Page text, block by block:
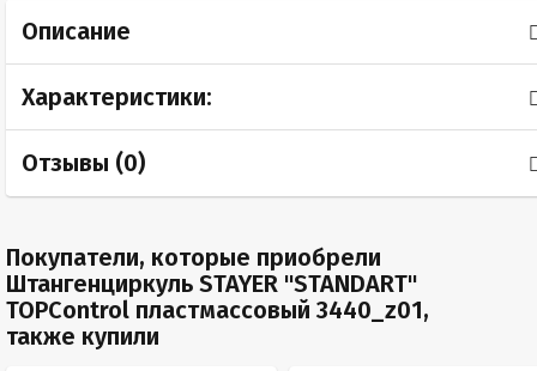
Описание
Характеристики:
Отзывы (0)
Покупатели, которые приобрели
Штангенциркуль STAYER "STANDART"
TOPControl пластмассовый 3440_z01,
также купили